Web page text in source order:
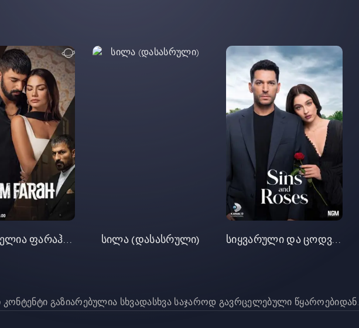
ჩემი სახელია ფარაჰი (დასასრული) სილა (დასასრული) სიყვარული და ცოდვა (სერა 49)
კონტენტი გაზიარებულია სხვადასხვა საჯაროდ გავრცელებული წყაროებიდან.